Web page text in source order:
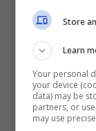
Store
Learn
Your personal
your device
data) may be
partners, or
may use